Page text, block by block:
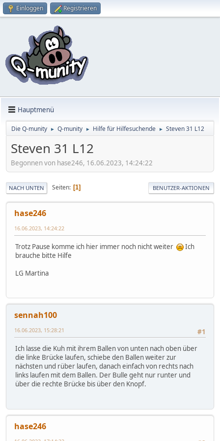
Einloggen Registrieren
Hauptmenü
Die Q-munity ► Q-munity ► Hilfe für Hilfesuchende ► Steven 31 L12
Steven 31 L12
Begonnen von hase246, 16.06.2023, 14:24:22
NACH UNTEN Seiten 1 BENUTZER-AKTIONEN
hase246
16.06.2023, 14:24:22
Trotz Pause komme ich hier immer noch nicht weiter
Ich
brauche bitte Hilfe
LG Martina
sennah100
#1
16.06.2023, 15:28:21
Ich lasse die Kuh mit ihrem Ballen von unten nach oben über
die linke Brücke laufen, schiebe den Ballen weiter zur
nächsten und rüber laufen, danach einfach von rechts nach
links laufen mit dem Ballen. Der Bulle geht nur runter und
über die rechte Brücke bis über den Knopf.
hase246